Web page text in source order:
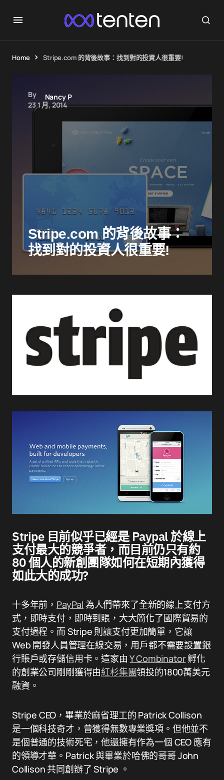
Home Stripe.com 的背後故事：找到對的投資人很重要!
By
Nancy P
23 1 月, 2014
Stripe.com 的背後故事：
找到對的投資人很重要!
Stripe 目前似乎已經是 Paypal 於線上
支付最大的競爭者，而目前仍只有約
80 個人的新創團隊如何在短期內獲得
如此大的成功?
十多年前， PayPal 為人們帶來了全新的線上支付方
式，即時支付，即時到賬，大大簡化了國際貿易的
支付過程。而 Stripe 則讓支付更加簡單，它讓
Web 開發人員管理在線交易，用戶都不需要設置銀
行賬戶或存儲信用卡。這家由Y Combinator孵化
的創業公司剛剛獲得由紅杉集團領投的1800萬美元
融資。
Stripe CEO，畢業於麻省理工的 Patrick Collison
是一個科技奇才，曾獲得無數專業獎項。但他並不
是個普通的技術死宅，他還擁有作為一個 CEO 應有
的領導才華。Patrick 與畢業於哈佛的哥哥 John
Collison 共同創辦了 Stripe 。